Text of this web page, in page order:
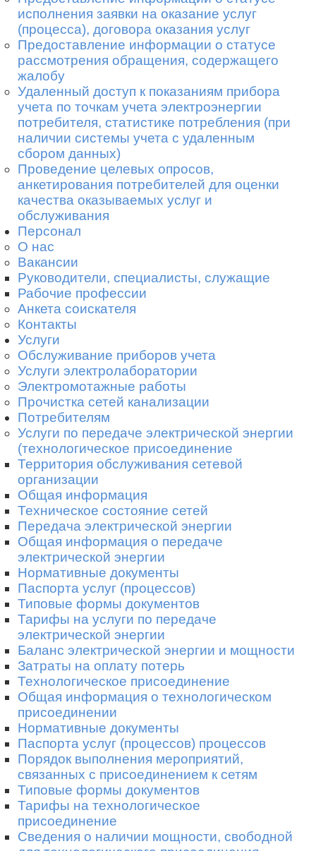
исполнения заявки на оказание услуг
(процесса), договора оказания услуг
Предоставление информации о статусе
рассмотрения обращения, содержащего
жалобу
Удаленный доступ к показаниям прибора
учета по точкам учета электроэнергии
потребителя, статистике потребления (при
наличии системы учета с удаленным
сбором данных)
Проведение целевых опросов,
анкетирования потребителей для оценки
качества оказываемых услуг и
обслуживания
Персонал
О нас
Вакансии
Руководители, специалисты, служащие
Рабочие профессии
Анкета соискателя
Контакты
Услуги
Обслуживание приборов учета
Услуги электролаборатории
Электромотажные работы
Прочистка сетей канализации
Потребителям
Услуги по передаче электрической энергии
(технологическое присоединение
Территория обслуживания сетевой
организации
Общая информация
Техническое состояние сетей
Передача электрической энергии
Общая информация о передаче
электрической энергии
Нормативные документы
Паспорта услуг (процессов)
Типовые формы документов
Тарифы на услуги по передаче
электрической энергии
Баланс электрической энергии и мощности
Затраты на оплату потерь
Технологическое присоединение
Общая информация о технологическом
присоединении
Нормативные документы
Паспорта услуг (процессов) процессов
Порядок выполнения мероприятий,
связанных с присоединением к сетям
Типовые формы документов
Тарифы на технологическое
присоединение
Сведения о наличии мощности, свободной
Заказать обратный звонок
Укажите ваше имя и телефон
*